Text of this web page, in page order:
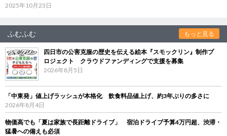
2025年10月23日
ふむふむ もっと見る
四日市の公害克服の歴史を伝える絵本『スモックリン』制作プ
ロジェクト クラウドファンディングで支援を募集
2026年8月5日
「中東発」値上げラッシュが本格化 飲食料品値上げ、約3年ぶりの多さに
2026年8月4日
物価高でも「夏は家族で長距離ドライブ」 宿泊ドライブ予算4万円超、渋滞・
猛暑への備えも必須